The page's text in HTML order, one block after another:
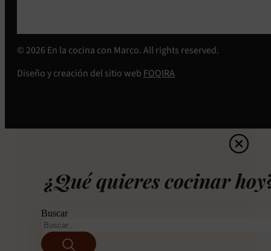
© 2026 En la cocina con Marco. All rights reserved.
Diseño y creación del sitio web FOQIRA
¿Qué quieres cocinar
Buscar